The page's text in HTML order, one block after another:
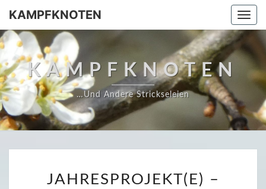
Skip
content
KAMPFKNOTEN
KAMPFKNOTEN
…und Andere Strickseleien
A
JAHRESPROJEKT(E) –